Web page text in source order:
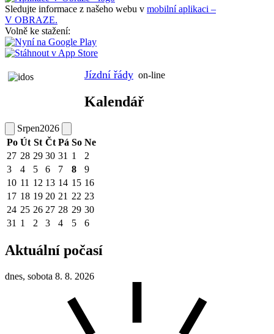
Sledujte informace z našeho webu v mobilní aplikaci –
V OBRAZE.
Volně ke stažení:
Jízdní řády on-line
Kalendář
Srpen2026
Po Út St Čt Pá So Ne
27 28 29 30 31 1
2
3
4 5 6 7 8
9
10 11 12 13 14 15 16
17 18 19 20 21 22 23
24 25 26 27 28 29 30
31 1 2 3 4 5 6
Aktuální počasí
dnes, sobota 8. 8. 2026